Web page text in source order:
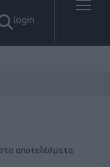
login
αποτελέσματα